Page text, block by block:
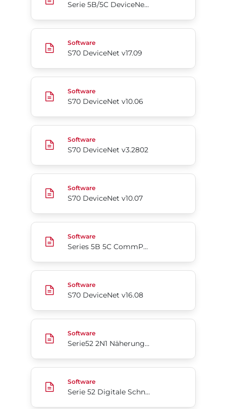
Serie 5B/5C DeviceNet EDS
S70 DeviceNet v17.09
Software
S70 DeviceNet v17.09
S70 DeviceNet v10.06
Software
S70 DeviceNet v10.06
S70 DeviceNet v3.2802
Software
S70 DeviceNet v3.2802
S70 DeviceNet v10.07
Software
S70 DeviceNet v10.07
Series 5B 5C CommPro
Software
Series 5B 5C CommPro
S70 DeviceNet v16.08
Software
S70 DeviceNet v16.08
Serie52 2N1 Näherungssensor v1.1
Software
Serie52 2N1 Näherungssensor v1.1
Serie 52 Digitale Schnittstelle für Antriebe v2.05
Software
Serie 52 Digitale Schnittstelle für Antriebe v2.05